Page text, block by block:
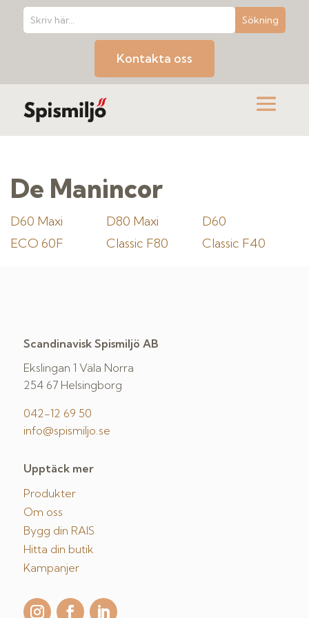
Kontakta oss
De Manincor
D60 Maxi D80 Maxi
D60
ECO 60F
Classic F80 Classic F40
Scandinavisk Spismiljö AB
Ekslingan 1 Väla Norra
254 67 Helsingborg
042-12 69 50
info@spismiljo.se
Upptäck mer
Produkter
Om oss
Bygg din RAIS
Hitta din butik
Kampanjer